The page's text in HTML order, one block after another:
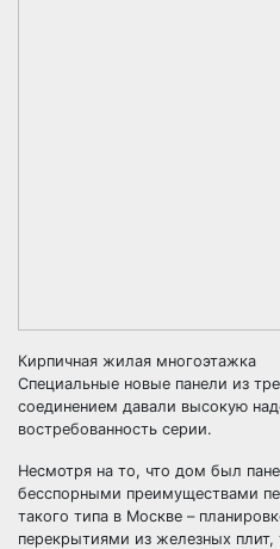
Кирпичная жилая многоэтажка
Специальные новые панели из
соединением давали высокую
востребованность серии.
Несмотря на то, что дом был
бесспорными преимуществами
такого типа в Москве –
перекрытиями из железных